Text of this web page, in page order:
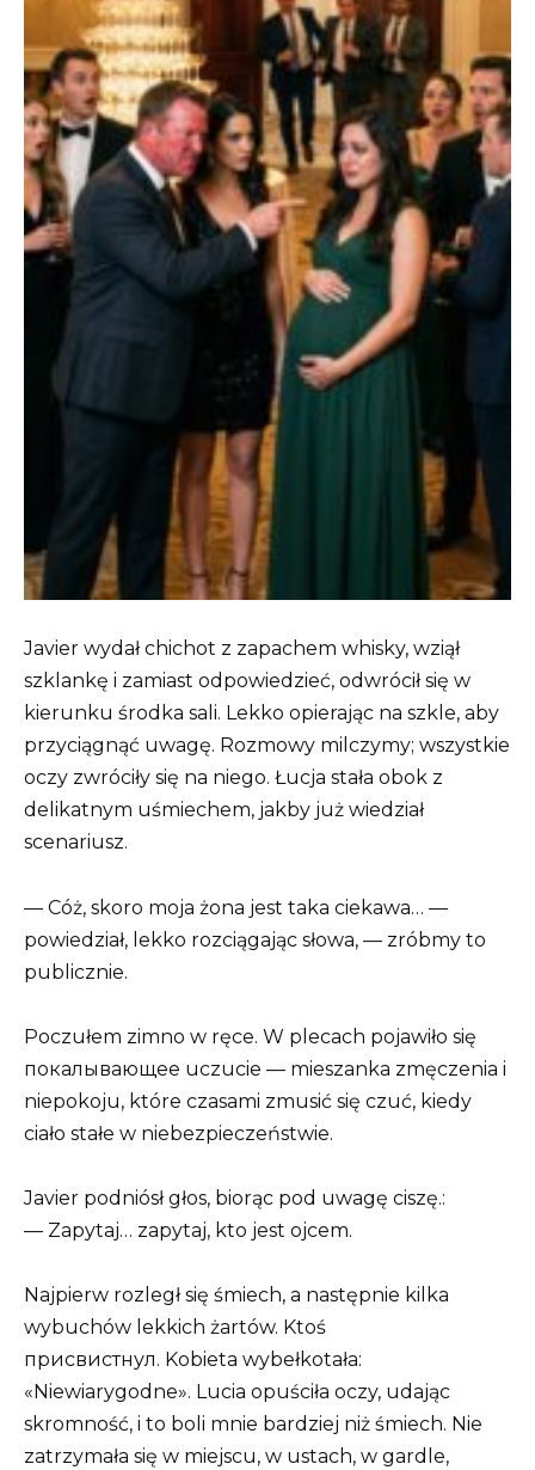
Javier wydał chichot z zapachem whisky, wziął
szklankę i zamiast odpowiedzieć, odwrócił się w
kierunku środka sali. Lekko opierając na szkle, aby
przyciągnąć uwagę. Rozmowy milczymy; wszystkie
oczy zwróciły się na niego. Łucja stała obok z
delikatnym uśmiechem, jakby już wiedział
scenariusz.
— Cóż, skoro moja żona jest taka ciekawa… —
powiedział, lekko rozciągając słowa, — zróbmy to
publicznie.
Poczułem zimno w ręce. W plecach pojawiło się
покалывающее uczucie — mieszanka zmęczenia i
niepokoju, które czasami zmusić się czuć, kiedy
ciało stałe w niebezpieczeństwie.
Javier podniósł głos, biorąc pod uwagę ciszę.:
— Zapytaj… zapytaj, kto jest ojcem.
Najpierw rozległ się śmiech, a następnie kilka
wybuchów lekkich żartów. Ktoś
присвистнул. Kobieta wybełkotała:
«Niewiarygodne». Lucia opuściła oczy, udając
skromność, i to boli mnie bardziej niż śmiech. Nie
zatrzymała się w miejscu, w ustach, w gardle,